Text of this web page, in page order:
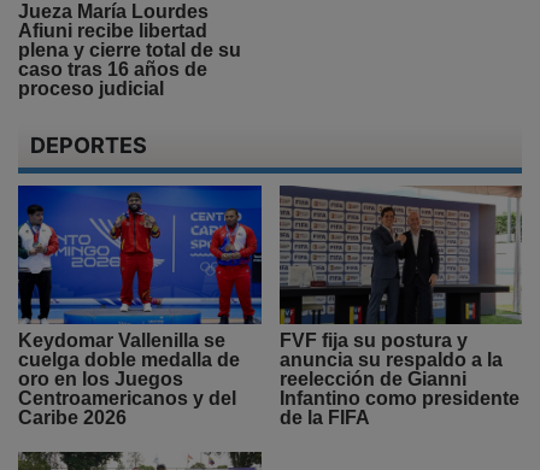
Jueza María Lourdes
Afiuni recibe libertad
plena y cierre total de su
caso tras 16 años de
proceso judicial
DEPORTES
Keydomar Vallenilla se
cuelga doble medalla de
oro en los Juegos
Centroamericanos y del
Caribe 2026
FVF fija su postura y
anuncia su respaldo a la
reelección de Gianni
Infantino como presidente
de la FIFA